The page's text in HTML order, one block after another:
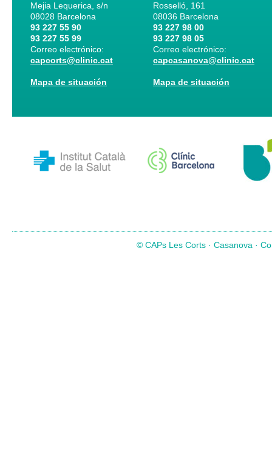
Mejia Lequerica, s/n
08028 Barcelona
93 227 55 90
93 227 55 99
Correo electrónico:
capcorts@clinic.cat
Mapa de situación
Rosselló, 161
08036 Barcelona
93 227 98 00
93 227 98 05
Correo electrónico:
capcasanova@clinic.cat
Mapa de situación
© CAPs Les Corts · Casanova ·